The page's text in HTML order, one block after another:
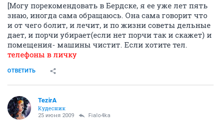
[Могу порекомендовать в Бердске, я ее уже лет пять
знаю, иногда сама обращаюсь. Она сама говорит что
и от чего болит, и лечит, и по жизни советы дельные
дает, и порчи убирает(если нет порчи так и скажет) и
помещения- машины чистит. Если хотите тел.
телефоны в личку
ОТВЕТИТЬ
TezirA
Кудесник
25 июня 2009 Fialo4ka